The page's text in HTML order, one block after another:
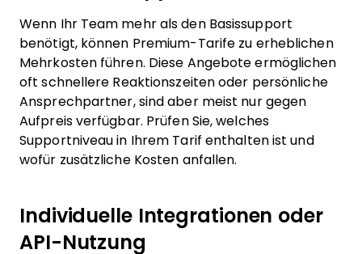
Wenn Ihr Team mehr als den Basissupport
benötigt, können Premium-Tarife zu erheblichen
Mehrkosten führen. Diese Angebote ermöglichen
oft schnellere Reaktionszeiten oder persönliche
Ansprechpartner, sind aber meist nur gegen
Aufpreis verfügbar. Prüfen Sie, welches
Supportniveau in Ihrem Tarif enthalten ist und
wofür zusätzliche Kosten anfallen.
Individuelle Integrationen oder
API-Nutzung